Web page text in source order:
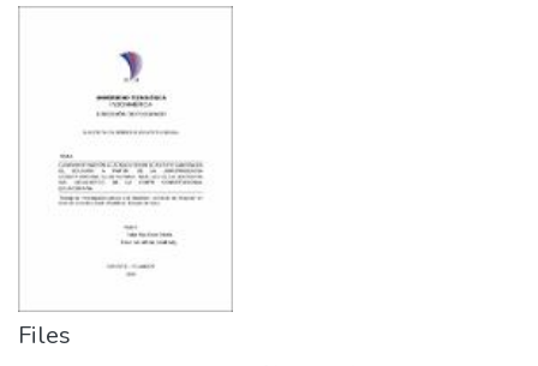
Files